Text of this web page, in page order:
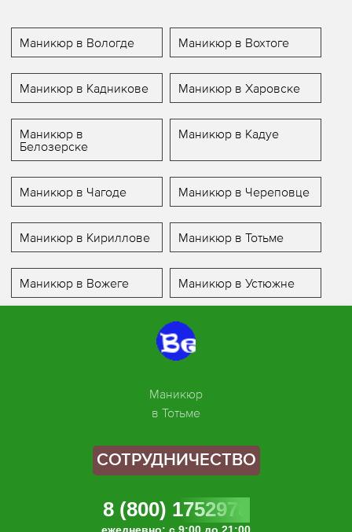
Маникюр в Вологде Маникюр в Вохтоге
Маникюр в Кадникове Маникюр в Харовске
Маникюр в
Белозерске
Маникюр в Кадуе
Маникюр в Чагоде Маникюр в Череповце
Маникюр в Кириллове Маникюр в Тотьме
Маникюр в Вожеге Маникюр в Устюжне
Маникюр
в Тотьме
СОТРУДНИЧЕСТВО
8 (800) 1752978